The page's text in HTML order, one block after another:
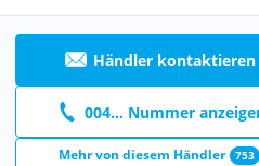
Händler kontaktieren
004... Nummer
Mehr von diesem Händler 753